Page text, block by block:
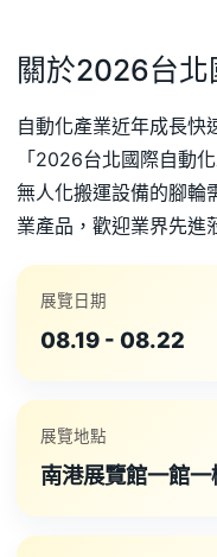
關於2026台
自動化產業近年成長快
「2026台北國際自動
無人化搬運設備的腳輪
業產品，歡迎業界先進
展覽日期
08.19 - 08.22
展覽地點
南港展覽館一館一